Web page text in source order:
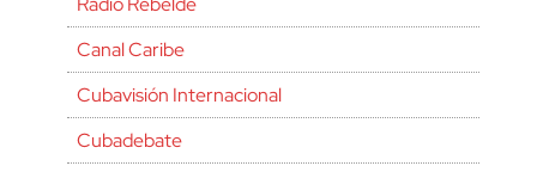
Canal Caribe
Cubavisión Internacional
Cubadebate